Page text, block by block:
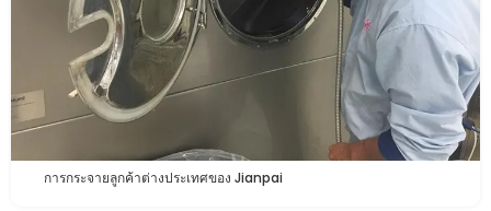
การกระจายลูกค้าต่างประเทศของ Jianpai